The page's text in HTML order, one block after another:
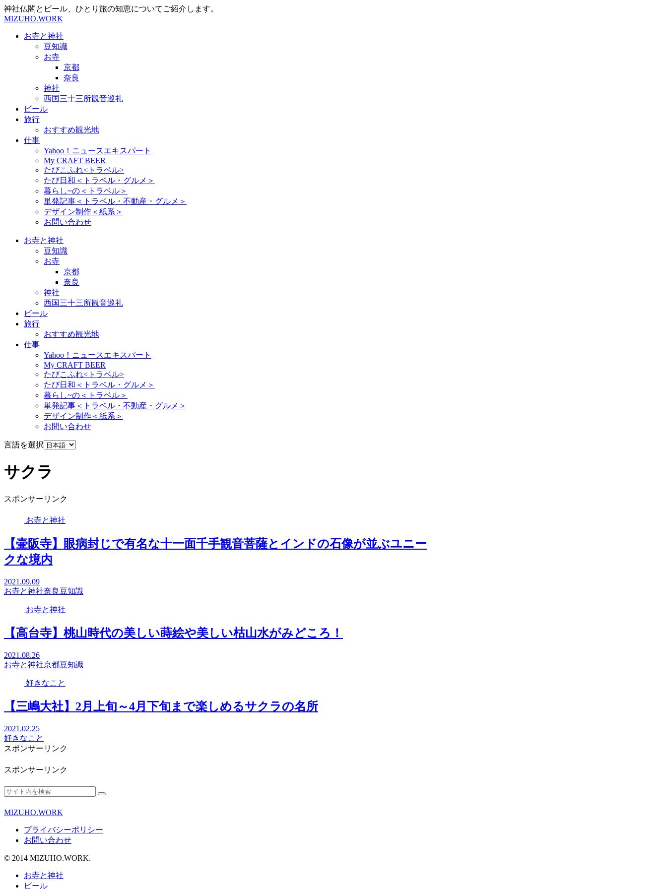
神社仏閣とビール、ひとり旅の知恵についてご紹介します。
MIZUHO.WORK
お寺と神社
豆知識
お寺
京都
奈良
神社
西国三十三所観音巡礼
ビール
旅行
おすすめ観光地
仕事
Yahoo！ニュースエキスパート
My CRAFT BEER
たびこふれ<トラベル>
たび日和＜トラベル・グルメ＞
暮らし~の＜トラベル＞
単発記事＜トラベル・不動産・グルメ＞
デザイン制作＜紙系＞
お問い合わせ
お寺と神社
豆知識
お寺
京都
奈良
神社
西国三十三所観音巡礼
ビール
旅行
おすすめ観光地
仕事
Yahoo！ニュースエキスパート
My CRAFT BEER
たびこふれ<トラベル>
たび日和＜トラベル・グルメ＞
暮らし~の＜トラベル＞
単発記事＜トラベル・不動産・グルメ＞
デザイン制作＜紙系＞
お問い合わせ
言語を選択
サクラ
スポンサーリンク
お寺と神社
【壷阪寺】眼病封じで有名な十一面千手観音菩薩とインドの石像が並ぶユニー
クな境内
2021.09.09
お寺と神社奈良 豆知識
お寺と神社
【高台寺】桃山時代の美しい蒔絵や美しい枯山水がみどころ！
2021.08.26
お寺と神社京都豆知識
好きなこと
【三嶋大社】2月上旬～4月下旬まで楽しめるサクラの名所
2021.02.25
好きなこと
スポンサーリンク
スポンサーリンク
MIZUHO.WORK
プライバシーポリシー
お問い合わせ
© 2014 MIZUHO.WORK.
お寺と神社
ビール